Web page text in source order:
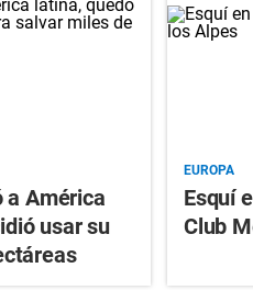
a América
usar su
EUROPA
Esquí
Club